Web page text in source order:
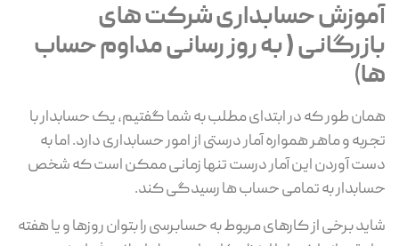
آموزش حسابداری شرکت های
بازرگانی ( به روز رسانی مداوم حساب
ها)
همان طور که در ابتدای مطلب به شما گفتیم، یک حسابدار با
تجربه و ماهر همواره آمار درستی از امور حسابداری دارد. اما به
دست آوردن این آمار درست تنها زمانی ممکن است که شخص
حسابدار به تمامی حساب ها رسیدگی کند.
شاید برخی از کارهای مربوط به حسابرسی را بتوان روزها و یا هفته